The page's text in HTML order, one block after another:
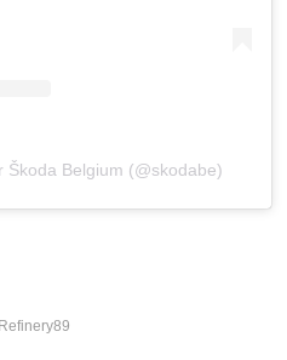
Škoda Belgium (@skodabe)